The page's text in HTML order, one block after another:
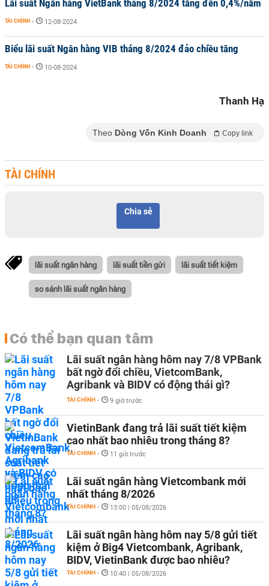
Lãi suất Ngân hàng VietBank tháng 8/2024 tăng đến 0,4%/năm
TÀI CHÍNH - 12-08-2024
Biểu lãi suất Ngân hàng VIB tháng 8/2024 đảo chiều tăng
TÀI CHÍNH - 10-08-2024
Thanh Hạ
Theo Dòng Vốn Kinh Doanh Copy link
TÀI CHÍNH
Chia sẻ
lãi suất ngân hàng lãi suất tiền gửi lãi suất tiết kiệm
so sánh lãi suất ngân hàng
Có thể bạn quan tâm
Lãi suất ngân hàng hôm nay 7/8 VPBank
bất ngờ đổi chiều, VietcomBank,
Agribank và BIDV có động thái gì?
TÀI CHÍNH - 9 giờ trước
VietinBank đang trả lãi suất tiết kiệm
cao nhất bao nhiêu trong tháng 8?
TÀI CHÍNH - 11 giờ trước
Lãi suất ngân hàng Vietcombank mới
nhất tháng 8/2026
TÀI CHÍNH - 13:00 | 05/08/2026
Lãi suất ngân hàng hôm nay 5/8 gửi tiết
kiệm ở Big4 Vietcombank, Agribank,
BIDV, VietinBank được bao nhiêu?
TÀI CHÍNH - 10:40 | 05/08/2026